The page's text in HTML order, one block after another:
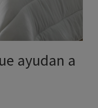
ayudan